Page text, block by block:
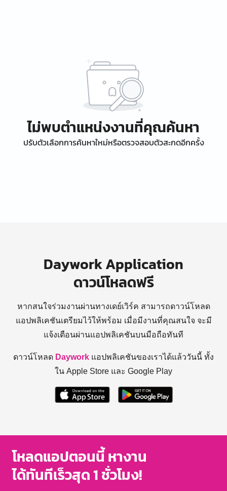
ไม่พบตำแหน่งงานที่คุณค้นหา
ปรับตัวเลือกการค้นหาใหม่หรือตรวจสอบตัวสะกดอีกครั้ง
Daywork Application
ดาวน์โหลดฟรี
หากสนใจร่วมงานผ่านทางเดย์เวิร์ค สามารถดาวน์โหลด
แอปพลิเคชันเตรียมไว้ให้พร้อม เมื่อมีงานที่คุณสนใจ จะมี
แจ้งเตือนผ่านแอปพลิเคชันบนมือถือทันที
ดาวน์โหลด Daywork แอปพลิเคชันของเราได้แล้ววันนี้ ทั้ง
ใน Apple Store และ Google Play
โหลดแอปตอนนี้ หางาน
ได้ทันทีเร็วสุด 1 ชั่วโมง!